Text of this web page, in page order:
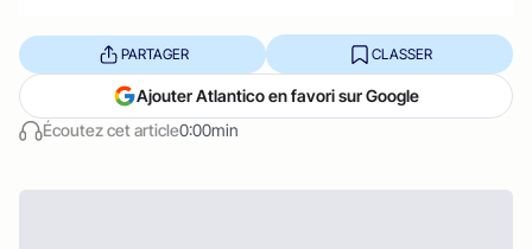
Écoutez cet article0:00min
PARTAGER CLASSER
Ajouter Atlantico en favori sur Google